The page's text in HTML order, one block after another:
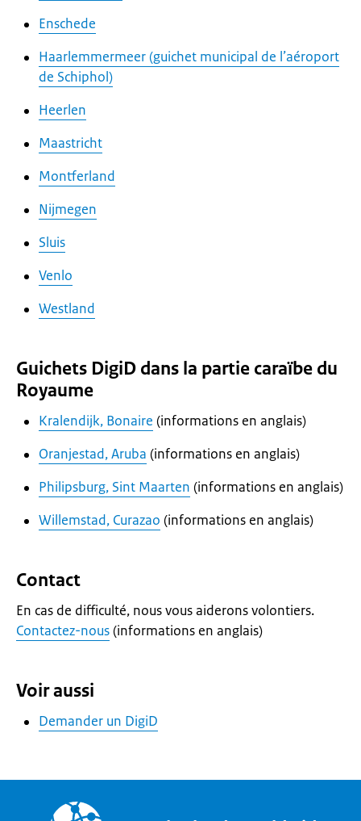
Enschede
Haarlemmermeer (guichet municipal de l’aéroport
de Schiphol)
Heerlen
Maastricht
Montferland
Nijmegen
Sluis
Venlo
Westland
Guichets DigiD dans la partie caraïbe du
Royaume
Kralendijk, Bonaire (informations en anglais)
Oranjestad, Aruba (informations en anglais)
Philipsburg, Sint Maarten (informations en anglais)
Willemstad, Curazao (informations en anglais)
Contact
En cas de difficulté, nous vous aiderons volontiers.
Contactez-nous(informations en anglais)
Voir aussi
Demander un DigiD